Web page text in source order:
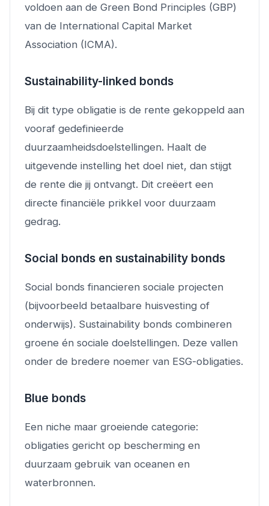
voldoen aan de Green Bond Principles (GBP)
van de International Capital Market
Association (ICMA).
Sustainability-linked bonds
Bij dit type obligatie is de rente gekoppeld aan
vooraf gedefinieerde
duurzaamheidsdoelstellingen. Haalt de
uitgevende instelling het doel niet, dan stijgt
de rente die jij ontvangt. Dit creëert een
directe financiële prikkel voor duurzaam
gedrag.
Social bonds en sustainability bonds
Social bonds financieren sociale projecten
(bijvoorbeeld betaalbare huisvesting of
onderwijs). Sustainability bonds combineren
groene én sociale doelstellingen. Deze vallen
onder de bredere noemer van ESG-obligaties.
Blue bonds
Een niche maar groeiende categorie:
obligaties gericht op bescherming en
duurzaam gebruik van oceanen en
waterbronnen.